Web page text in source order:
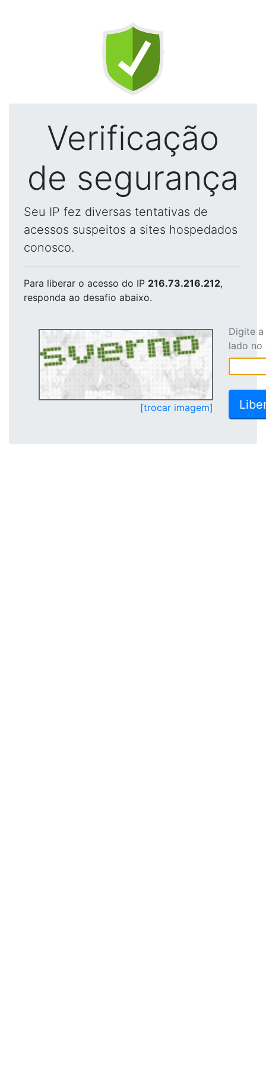
Verificação
de segurança
Seu IP fez diversas tentativas de
acessos suspeitos a sites hospedados
conosco.
Para liberar o acesso do IP 216.73.216.212,
responda ao desafio abaixo.
[trocar imagem]
Digite
lado no